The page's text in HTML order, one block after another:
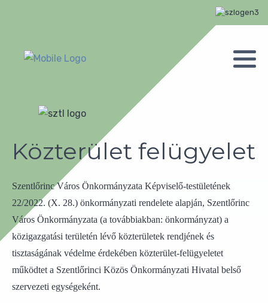
Közterület felügyelet
Szentlőrinc Város Önkormányzata Képviselő-testületének
22/2022. (X. 28.) önkormányzati rendelete alapján, Szentlőrinc
Város Önkormányzata (a továbbiakban: önkormányzat) a
közigazgatási területén lévő közterületek rendjének és
tisztaságának védelme érdekében közterület-felügyeletet
működtet a Szentlőrinci Közös Önkormányzati Hivatal belső
szervezeti egységeként.